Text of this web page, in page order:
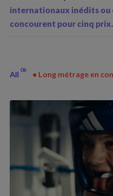
internationaux inédits ou
concourent pour cinq prix.
All 06 • Long métrage en